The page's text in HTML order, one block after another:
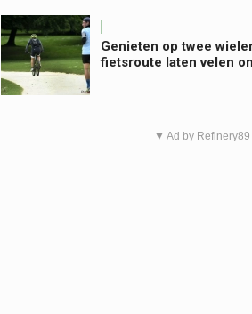
Genieten op twee
fietsroute laten velen
▼ Ad by Refinery89